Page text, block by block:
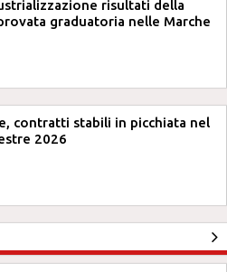
risultati della
graduatoria nelle Marche
contratti stabili in picchiata nel
2026